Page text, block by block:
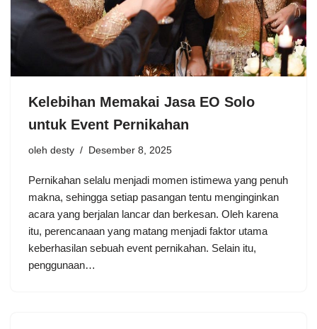
Kelebihan Memakai Jasa EO Solo
untuk Event Pernikahan
oleh desty Desember 8, 2025
Pernikahan selalu menjadi momen istimewa yang penuh
makna, sehingga setiap pasangan tentu menginginkan
acara yang berjalan lancar dan berkesan. Oleh karena
itu, perencanaan yang matang menjadi faktor utama
keberhasilan sebuah event pernikahan. Selain itu,
penggunaan…